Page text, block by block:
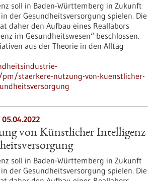
soll in Baden-Württemberg in Zukunft
der Gesundheitsversorgung spielen. Die
daher den Aufbau eines Reallabors
im Gesundheitswesen“ beschlossen.
aus der Theorie in den Alltag
staerkere-nutzung-von-kuenstlicher-
von Künstlicher Intelligenz
soll in Baden-Württemberg in Zukunft
der Gesundheitsversorgung spielen. Die